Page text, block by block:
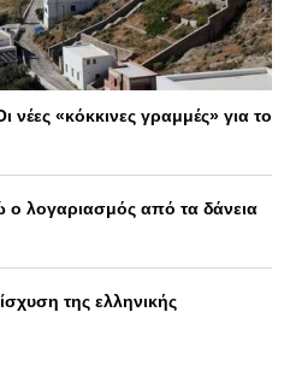
«κόκκινες γραμμές» για το
ο λογαριασμός από τα δάνεια
της ελληνικής